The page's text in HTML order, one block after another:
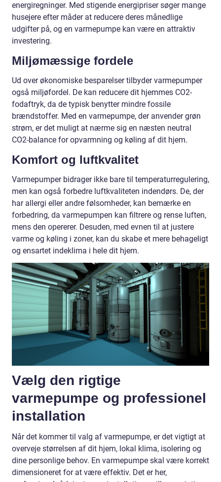
energiregninger. Med stigende energipriser søger mange
husejere efter måder at reducere deres månedlige
udgifter på, og en varmepumpe kan være en attraktiv
investering.
Miljømæssige fordele
Ud over økonomiske besparelser tilbyder varmepumper
også miljøfordel. De kan reducere dit hjemmes CO2-
fodaftryk, da de typisk benytter mindre fossile
brændstoffer. Med en varmepumpe, der anvender grøn
strøm, er det muligt at nærme sig en næsten neutral
CO2-balance for opvarmning og køling af dit hjem.
Komfort og luftkvalitet
Varmepumper bidrager ikke bare til temperaturregulering,
men kan også forbedre luftkvaliteten indendørs. De, der
har allergi eller andre følsomheder, kan bemærke en
forbedring, da varmepumpen kan filtrere og rense luften,
mens den opererer. Desuden, med evnen til at justere
varme og køling i zoner, kan du skabe et mere behageligt
og ensartet indeklima i hele dit hjem.
Vælg den rigtige
varmepumpe og professionel
installation
Når det kommer til valg af varmepumpe, er det vigtigt at
overveje størrelsen af dit hjem, lokal klima, isolering og
dine personlige behov. En varmepumpe skal være korrekt
dimensioneret for at være effektiv. Det er her,